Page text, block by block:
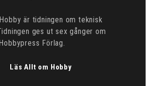
är tidningen om teknisk
ges ut sex gånger om
Förlag.
Läs Allt om Hobby